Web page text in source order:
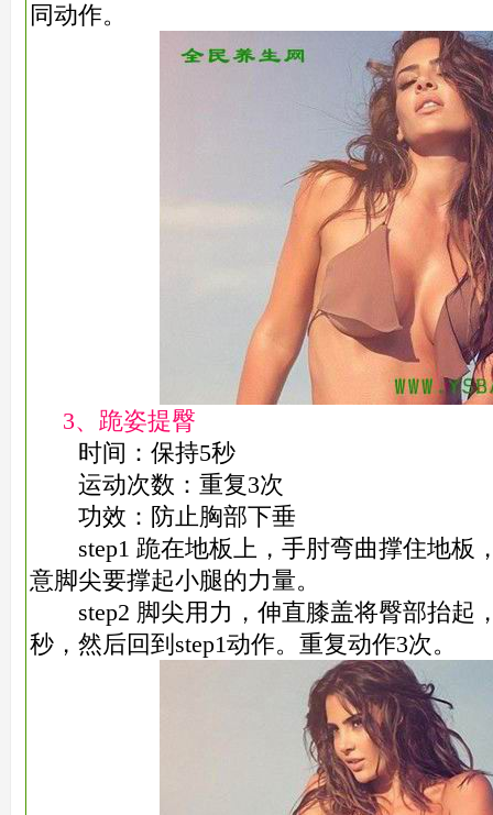
同动作。
3、跪姿提臀
时间：保持5秒
运动次数：重复3次
功效：防止胸部下垂
step1 跪在地板上，手肘弯曲撑住地板
意脚尖要撑起小腿的力量。
step2 脚尖用力，伸直膝盖将臀部抬起
秒，然后回到step1动作。重复动作3次。